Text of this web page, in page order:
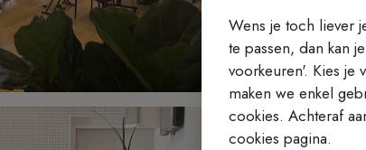
Wens je toch liever
te passen, dan kan
voorkeuren'. Kies je
maken we enkel
cookies. Achteraf
cookies pagina.